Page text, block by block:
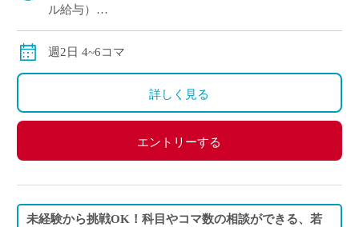
ル給与）
交通費別途全額支給
週2日 4~6コマ
詳しく見る
エントリーする
未経験から挑戦OK！科目やコマ数の相談ができる、若